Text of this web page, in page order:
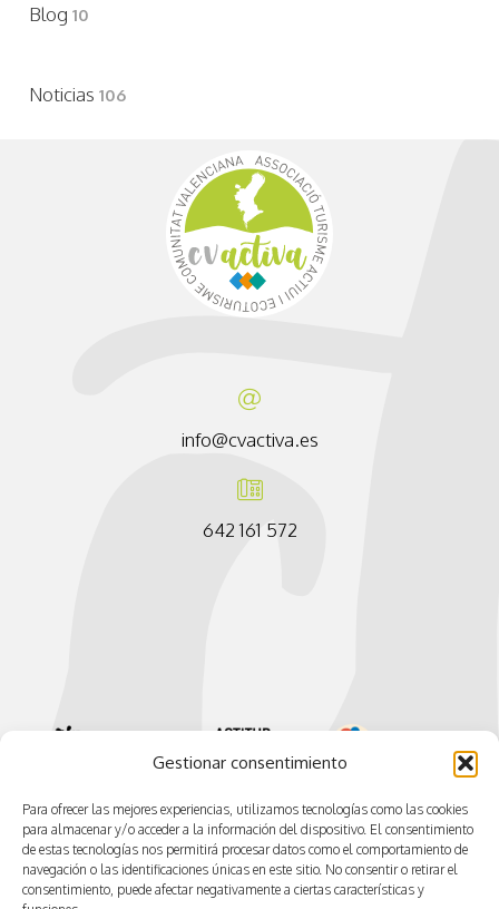
Gestionar consentimiento
Para ofrecer las mejores experiencias, utilizamos tecnologías como las cookies
para almacenar y/o acceder a la información del dispositivo. El consentimiento
de estas tecnologías nos permitirá procesar datos como el comportamiento de
navegación o las identificaciones únicas en este sitio. No consentir o retirar el
consentimiento, puede afectar negativamente a ciertas características y
Blog 10
Noticias 106
info@cvactiva.es
642 161 572